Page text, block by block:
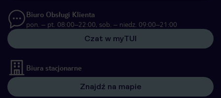
Biuro Obsługi Klienta
pon. – pt. 08:00–22:00, sob. – niedz. 09:00–21:00
Czat w myTUI
Biura stacjonarne
Znajdź na mapie